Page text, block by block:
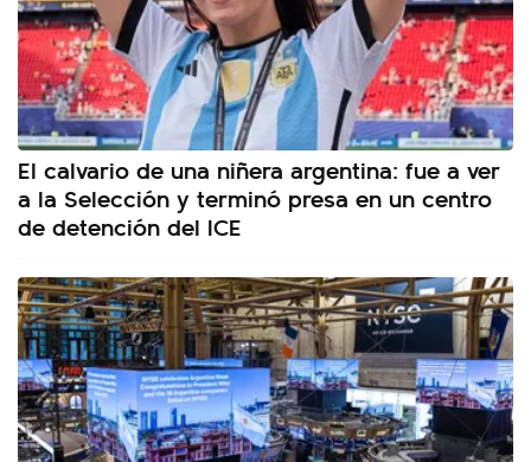
El calvario de una niñera argentina: fue a ver
a la Selección y terminó presa en un centro
de detención del ICE